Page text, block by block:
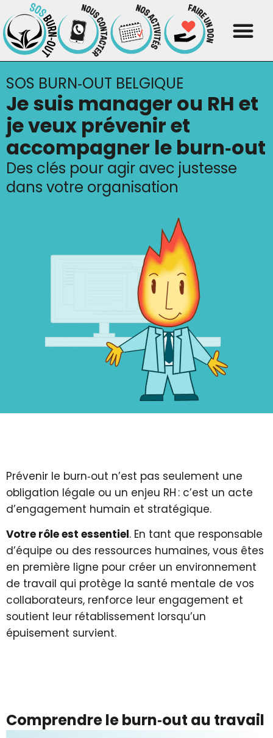
SOS BURN‑OUT BELGIQUE
Je suis manager ou RH et
je veux prévenir et
accom­pa­gner le burn‑out
Des clés pour agir avec justesse
dans votre organisation
Prévenir le burn‑out n’est pas seulement une
obligation légale ou un enjeu RH : c’est un acte
d’engagement humain et stratégique.
Votre rôle est essentiel. En tant que responsable
d’équipe ou des ressources humaines, vous êtes
en première ligne pour créer un environnement
de travail qui protège la santé mentale de vos
collaborateurs, renforce leur engagement et
soutient leur rétablissement lorsqu’un
épuisement survient.
Comprendre le burn‑out au travail